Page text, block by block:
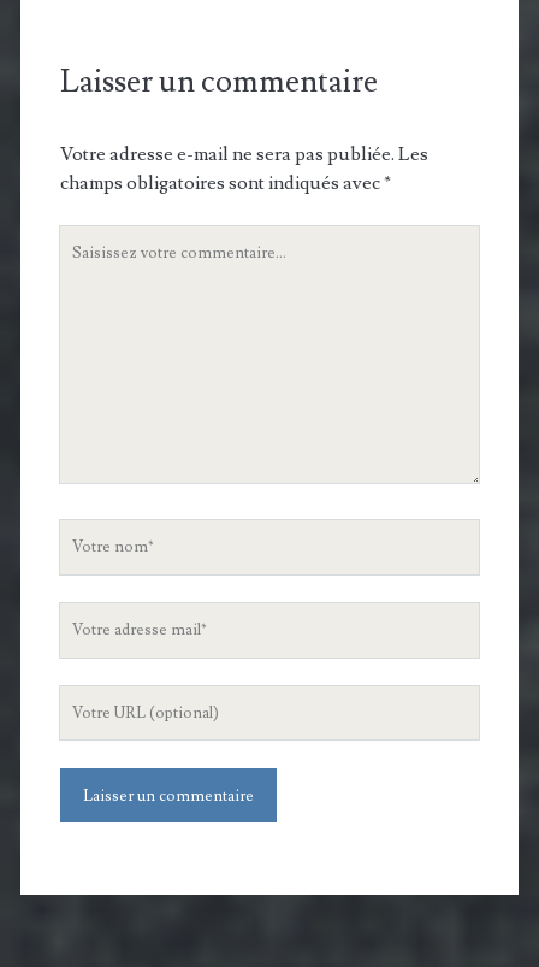
Laisser un commentaire
Votre adresse e-mail ne sera pas publiée. Les
champs obligatoires sont indiqués avec*
Votre
site